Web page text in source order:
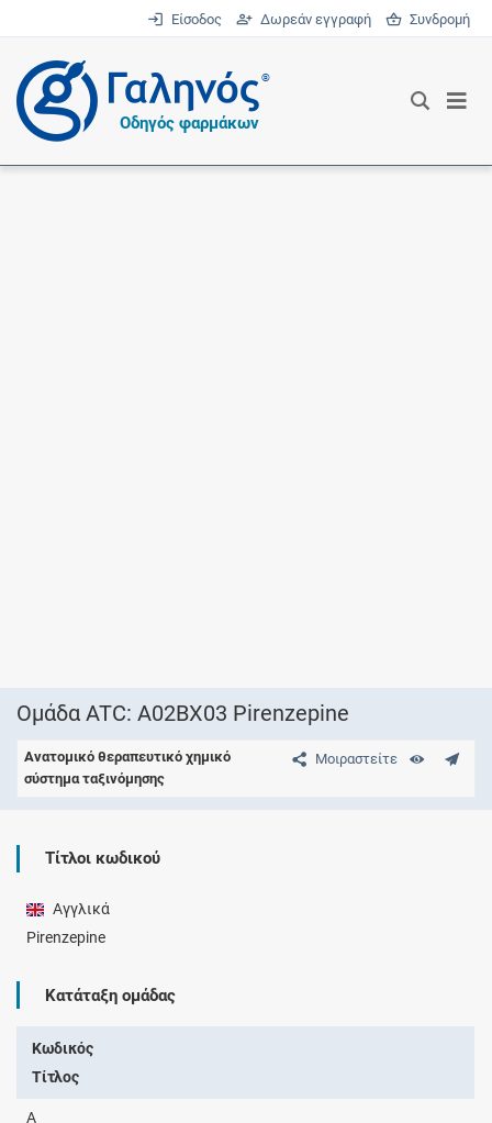
Είσοδος Δωρεάν εγγραφή Συνδρομή
®
Οδηγός φαρμάκων
Ομάδα ATC: A02BX03 Pirenzepine
Μοιραστείτε
Ανατομικό θεραπευτικό χημικό
σύστημα ταξινόμησης
Τίτλοι κωδικού
Αγγλικά
Pirenzepine
Κατάταξη ομάδας
Κωδικός
Τίτλος
A